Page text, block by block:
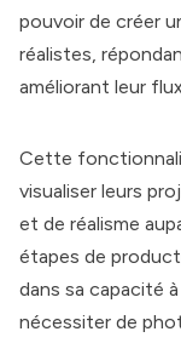
pouvoir de créer
réalistes,
améliorant leur
Cette
visualiser leurs
et de réalisme
étapes de
dans sa capacité
nécessiter de